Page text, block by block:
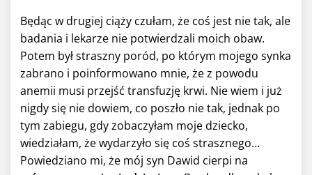
Będąc w drugiej ciąży czułam, że coś jest nie tak, ale
badania i lekarze nie potwierdzali moich obaw.
Potem był straszny poród, po którym mojego synka
zabrano i poinformowano mnie, że z powodu
anemii musi przejść transfuzję krwi. Nie wiem i już
nigdy się nie dowiem, co poszło nie tak, jednak po
tym zabiegu, gdy zobaczyłam moje dziecko,
wiedziałam, że wydarzyło się coś strasznego…
Powiedziano mi, że mój syn Dawid cierpi na